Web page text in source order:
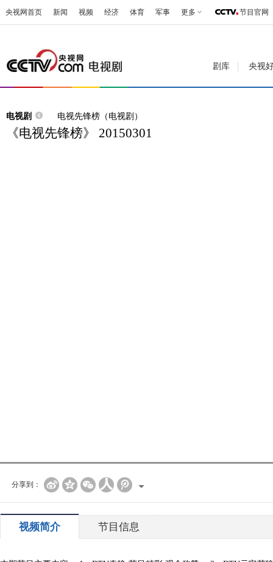
央视网首页 新闻 视频 经济 体育 军事 更多 节目官网
剧库 央视
电视剧 电视先锋榜（电视剧）
《电视先锋榜》 20150301
分享到：
视频简介 节目信息